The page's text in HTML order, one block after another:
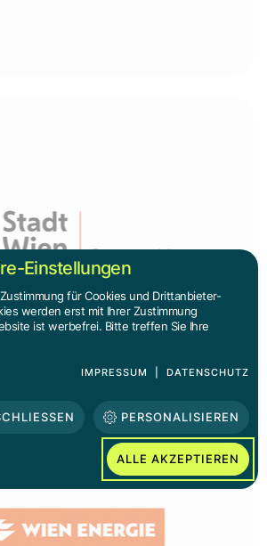
Einstellungen
für Cookies und Drittanbieter-
werden erst mit Ihrer Zustimmung
ist werbefrei. Bitte treffen Sie Ihre
IMPRESSUM DATENSCHUTZ
PERSONALISIEREN
ALLE AKZEPTIEREN